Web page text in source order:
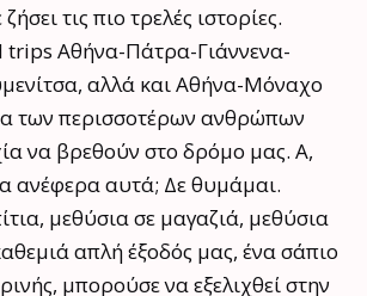
τις πιο τρελές ιστορίες.
trips Αθήνα-Πάτρα-Γιάννενα-
αλλά και Αθήνα-Μόναχο
των περισσοτέρων ανθρώπων
να βρεθούν στο δρόμο μας. Α,
ανέφερα αυτά; Δε θυμάμαι.
μεθύσια σε μαγαζιά, μεθύσια
απλή έξοδός μας, ένα σάπιο
μπορούσε να εξελιχθεί στην